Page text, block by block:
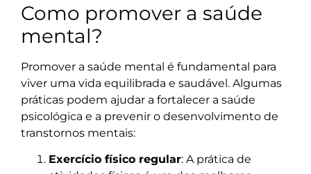
Como promover a saúde
mental?
Promover a saúde mental é fundamental para
viver uma vida equilibrada e saudável. Algumas
práticas podem ajudar a fortalecer a saúde
psicológica e a prevenir o desenvolvimento de
transtornos mentais:
Exercício físico regular: A prática de